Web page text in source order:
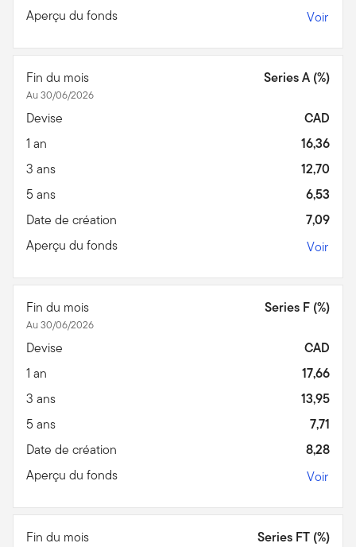
Aperçu du fonds
Voir
Fin du mois
Au 30/06/2026
Series A (%)
Devise
CAD
1 an
16,36
3 ans
12,70
5 ans
6,53
Date de création
7,09
Aperçu du fonds
Voir
Fin du mois
Au 30/06/2026
Series F (%)
Devise
CAD
1 an
17,66
3 ans
13,95
5 ans
7,71
Date de création
8,28
Aperçu du fonds
Voir
Fin du mois Series FT (%)